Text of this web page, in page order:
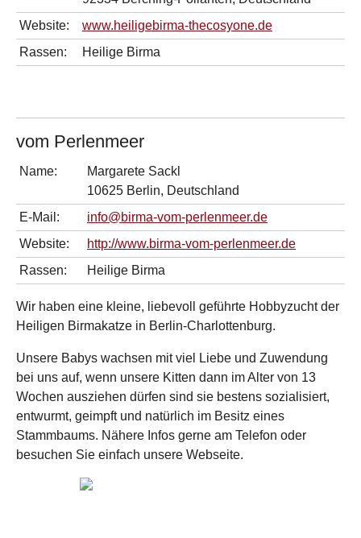
Website:
www.heiligebirma-thecosyone.de
Rassen:
Heilige Birma
vom Perlenmeer
Name:
Margarete Sackl
10625 Berlin, Deutschland
E-Mail:
info@birma-vom-perlenmeer.de
Website:
http://www.birma-vom-perlenmeer.de
Rassen:
Heilige Birma
Wir haben eine kleine, liebevoll geführte Hobbyzucht der
Heiligen Birmakatze in Berlin-Charlottenburg.
Unsere Babys wachsen mit viel Liebe und Zuwendung
bei uns auf, wenn unsere Kitten dann im Alter von 13
Wochen ausziehen dürfen sind sie bestens sozialisiert,
entwurmt, geimpft und natürlich im Besitz eines
Stammbaums. Nähere Infos gerne am Telefon oder
besuchen Sie einfach unsere Webseite.